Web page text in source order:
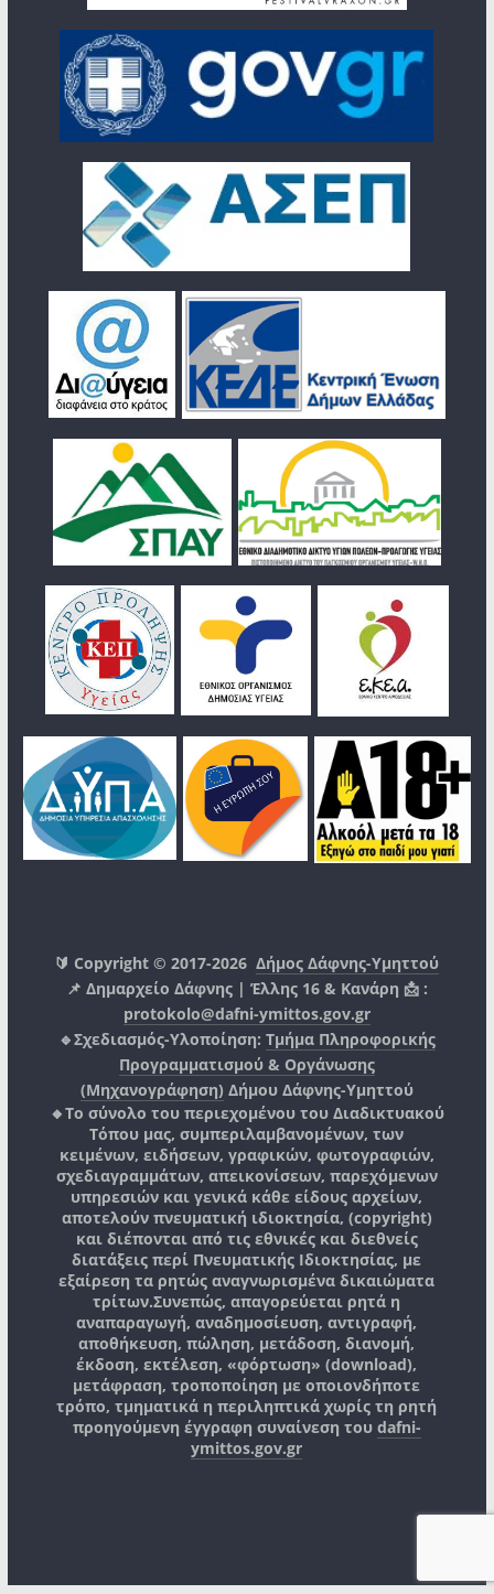
🔰 Copyright © 2017-2026Δήμος Δάφνης-Υμηττού
📌 Δημαρχείο Δάφνης | Έλλης 16 & Κανάρη 📩 :
protokolo@dafni-ymittos.gov.gr
🔹Σχεδιασμός-Υλοποίηση: Τμήμα Πληροφορικής
Προγραμματισμού & Οργάνωσης
(Μηχανογράφηση) Δήμου Δάφνης-Υμηττού
🔸Το σύνολο του περιεχομένου του Διαδικτυακού
Τόπου μας, συμπεριλαμβανομένων, των
κειμένων, ειδήσεων, γραφικών, φωτογραφιών,
σχεδιαγραμμάτων, απεικονίσεων, παρεχόμενων
υπηρεσιών και γενικά κάθε είδους αρχείων,
αποτελούν πνευματική ιδιοκτησία, (copyright)
και διέπονται από τις εθνικές και διεθνείς
διατάξεις περί Πνευματικής Ιδιοκτησίας, με
εξαίρεση τα ρητώς αναγνωρισμένα δικαιώματα
τρίτων.Συνεπώς, απαγορεύεται ρητά η
αναπαραγωγή, αναδημοσίευση, αντιγραφή,
αποθήκευση, πώληση, μετάδοση, διανομή,
έκδοση, εκτέλεση, «φόρτωση» (download),
μετάφραση, τροποποίηση με οποιονδήποτε
τρόπο, τμηματικά η περιληπτικά χωρίς τη ρητή
προηγούμενη έγγραφη συναίνεση του dafni-
ymittos.gov.gr